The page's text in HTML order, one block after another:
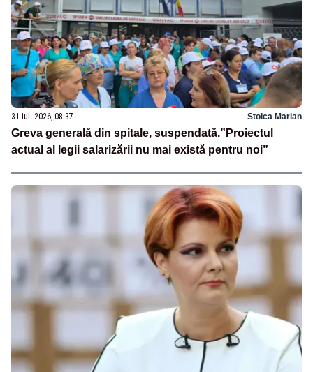
31 iul. 2026, 08:37 Stoica Marian
Greva generală din spitale, suspendată.”Proiectul
actual al legii salarizării nu mai există pentru noi”